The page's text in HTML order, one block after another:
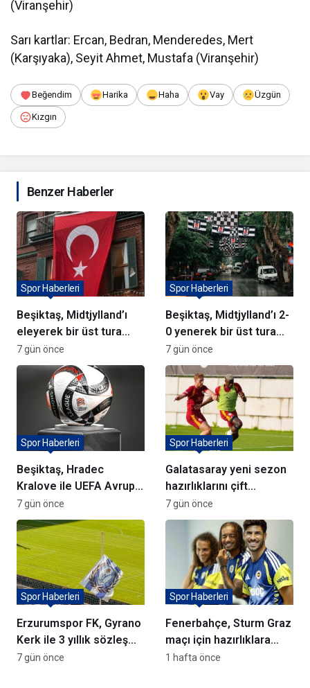
(Viranşehir)
Sarı kartlar: Ercan, Bedran, Menderedes, Mert
(Karşıyaka), Seyit Ahmet, Mustafa (Viranşehir)
Beğendim Harika Haha Vay Üzgün
Kızgın
Benzer Haberler
Beşiktaş, Midtjylland’ı
eleyerek bir üst tura
yükseldi
Spor Haberleri
7 gün önce
Beşiktaş, Midtjylland’ı 2-
0 yenerek bir üst tura
yükseldi
Spor Haberleri
7 gün önce
Beşiktaş, Hradec
Kralove ile UEFA Avrupa
Ligi’nde karşılaşacak
Spor Haberleri
7 gün önce
Galatasaray yeni sezon
hazırlıklarını çift
antrenmanla sürdürüyor
Spor Haberleri
7 gün önce
Erzurumspor FK, Gyrano
Kerk ile 3 yıllık sözleşme
imzaladı
Spor Haberleri
7 gün önce
Fenerbahçe, Sturm Graz
maçı için hazırlıklara
devam ediyor
Spor Haberleri
1 hafta önce